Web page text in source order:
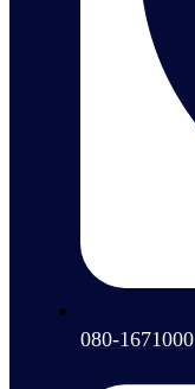
080-1671000